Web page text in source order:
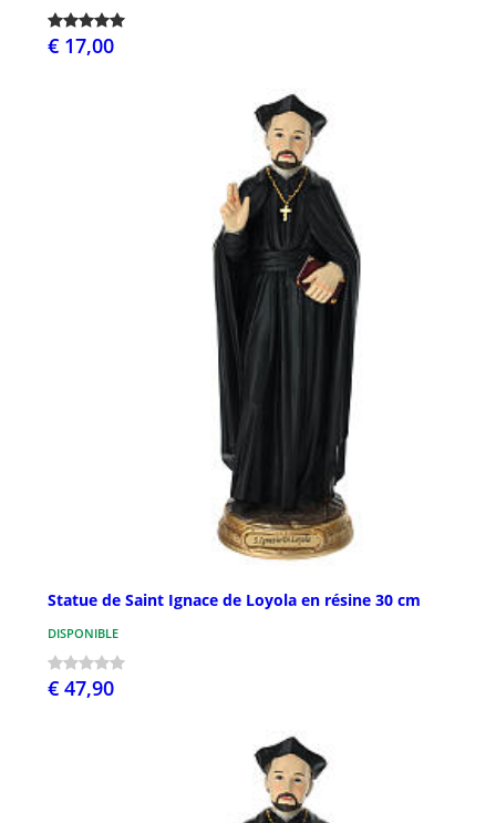
€ 17,00
Statue de Saint Ignace de Loyola en résine 30 cm
DISPONIBLE
€ 47,90